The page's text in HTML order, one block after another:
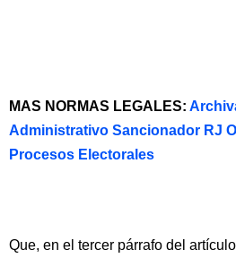
MAS NORMAS LEGALES:
Administrativo Sancionador RJ
Procesos Electorales
Que, en el tercer párrafo del